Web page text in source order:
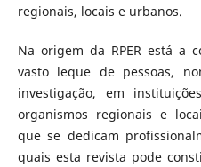
regionais, locais e urbanos.
Na origem da RPER está a
vasto leque de pessoas,
investigação, em
organismos regionais e
que se dedicam
quais esta revista pode